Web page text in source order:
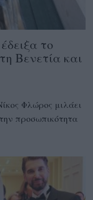
το
Βενετία και
Φλώρος μιλάει
προσωπικότητα